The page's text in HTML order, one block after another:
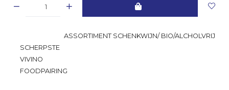
ASSORTIMENT SCHENKWIJN/ BIO/ALCHOLVRIJ
SCHERPSTE
VIVINO
FOODPAIRING